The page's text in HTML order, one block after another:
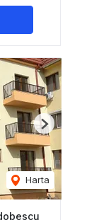
Harta
Next